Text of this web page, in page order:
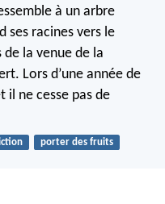
à un arbre
ses racines vers le
de la venue de la
Lors d’une année de
il ne cesse pas de
porter des fruits